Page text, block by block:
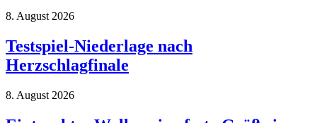
8. August 2026
Testspiel-Niederlage nach
Herzschlagfinale
8. August 2026